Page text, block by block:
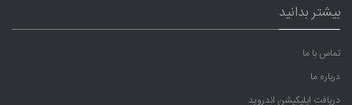
بیشتر بدانید
تماس با ما
درباره ما
دریافت اپلیکیشن اندروید